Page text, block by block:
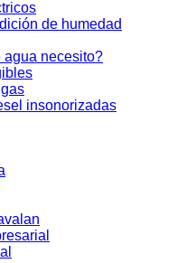
de humedad
agua necesito?
insonorizadas